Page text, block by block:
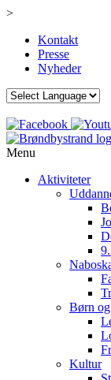
>
Kontakt
Presse
Nyheder
Menu
Aktiviteter
Børn
Kultur